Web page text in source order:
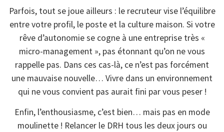
Parfois, tout se joue ailleurs : le recruteur vise l’équilibre
entre votre profil, le poste et la culture maison. Si votre
rêve d’autonomie se cogne à une entreprise très «
micro-management », pas étonnant qu’on ne vous
rappelle pas. Dans ces cas-là, ce n’est pas forcément
une mauvaise nouvelle… Vivre dans un environnement
qui ne vous convient pas aurait fini par vous peser !
Enfin, l’enthousiasme, c’est bien… mais pas en mode
moulinette ! Relancer le DRH tous les deux jours ou